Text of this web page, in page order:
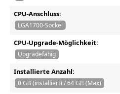
CPU-Anschluss:
LGA1700-Sockel
CPU-Upgrade-Möglichkeit:
Upgradefähig
Installierte Anzahl:
0 GB (installiert) / 64 GB (Max)